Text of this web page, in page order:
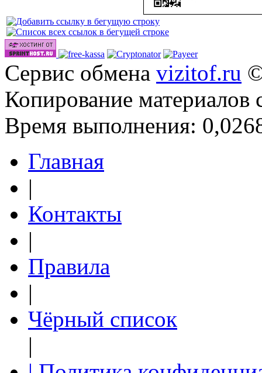
Сервис обмена vizitof.ru
Копирование материалов
Время выполнения:
Главная
|
Контакты
|
Правила
|
Чёрный список
|